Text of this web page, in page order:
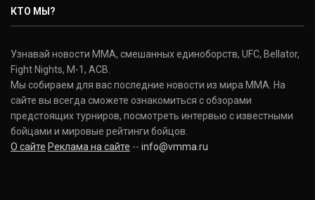
КТО МЫ?
Узнавай новости ММА, смешанных единоборств, UFC, Bellator,
Fight Nights, M-1, ACB.
Мы собираем для вас последние новости из мира ММА. На
сайте вы всегда сможете ознакомиться с обзорами
предстоящих турниров, посмотреть интервью с известными
бойцами и мировые рейтинги бойцов.
О сайте Реклама на сайте -- info@vmma.ru